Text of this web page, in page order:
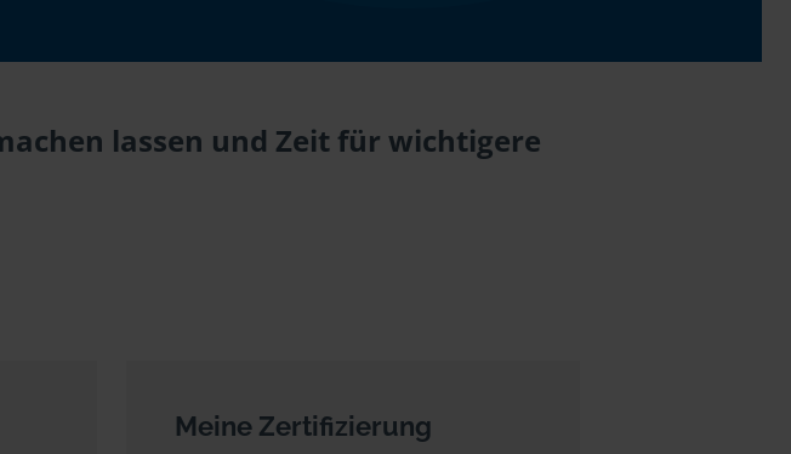
lassen und Zeit für wichtigere
Meine Zertifizierung